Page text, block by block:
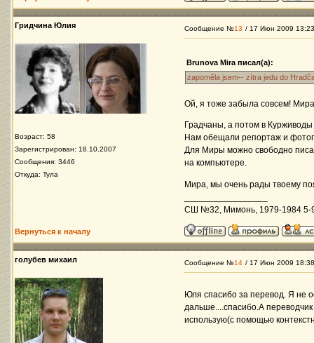
Гридчина Юлия
Возраст: 58
Зарегистрирован: 18.10.2007
Сообщения: 3446
Откуда: Тула
Сообщение №13 / 17 Июн 2009 13:23
Brunova Mira писал(а):
zapoměla jsem-- zítra jedu do
Ой, я тоже забыла совсем! Мира
Градчаны, а потом в
Нам обещали репортаж и
Для Миры можно свободно
на компьютере.
Мира, мы очень рады твоему
СШ №32, Мимонь, 1979-1984 5-9
Вернуться к началу
голубев михаил Сообщение №14 / 17 Июн 2009 18:38
Юля спасибо за перевод. Я не
дальше....спасибо.А
использую(с помощью